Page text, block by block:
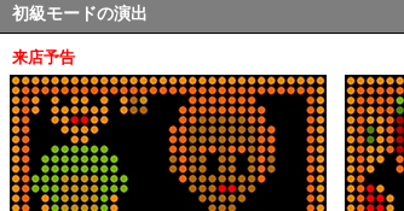
初級モードの演出
来店予告